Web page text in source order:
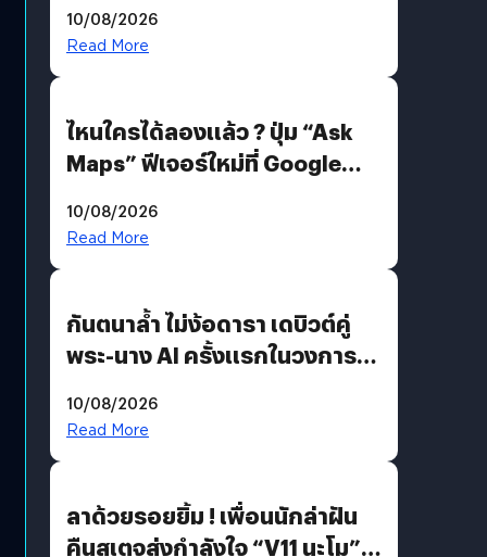
แทน
10/08/2026
Read More
ไหนใครได้ลองแล้ว ? ปุ่ม “Ask
Maps” ฟีเจอร์ใหม่ที่ Google
คุยกับแผนที่ได้แล้ว
10/08/2026
Read More
กันตนาล้ำ ไม่ง้อดารา เดบิวต์คู่
พระ-นาง AI ครั้งแรกในวงการ
10/08/2026
Read More
ลาด้วยรอยยิ้ม ! เพื่อนนักล่าฝัน
คืนสเตจส่งกำลังใจ “V11 นะโม”